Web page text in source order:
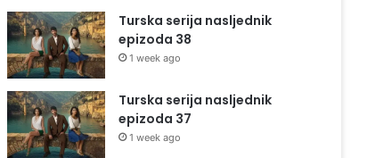
Turska serija nasljednik
epizoda 38
1 week ago
Turska serija nasljednik
epizoda 37
1 week ago